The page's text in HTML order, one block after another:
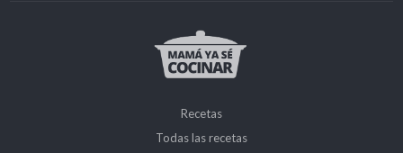
Recetas
Todas las recetas